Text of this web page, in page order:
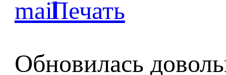
Обновилась